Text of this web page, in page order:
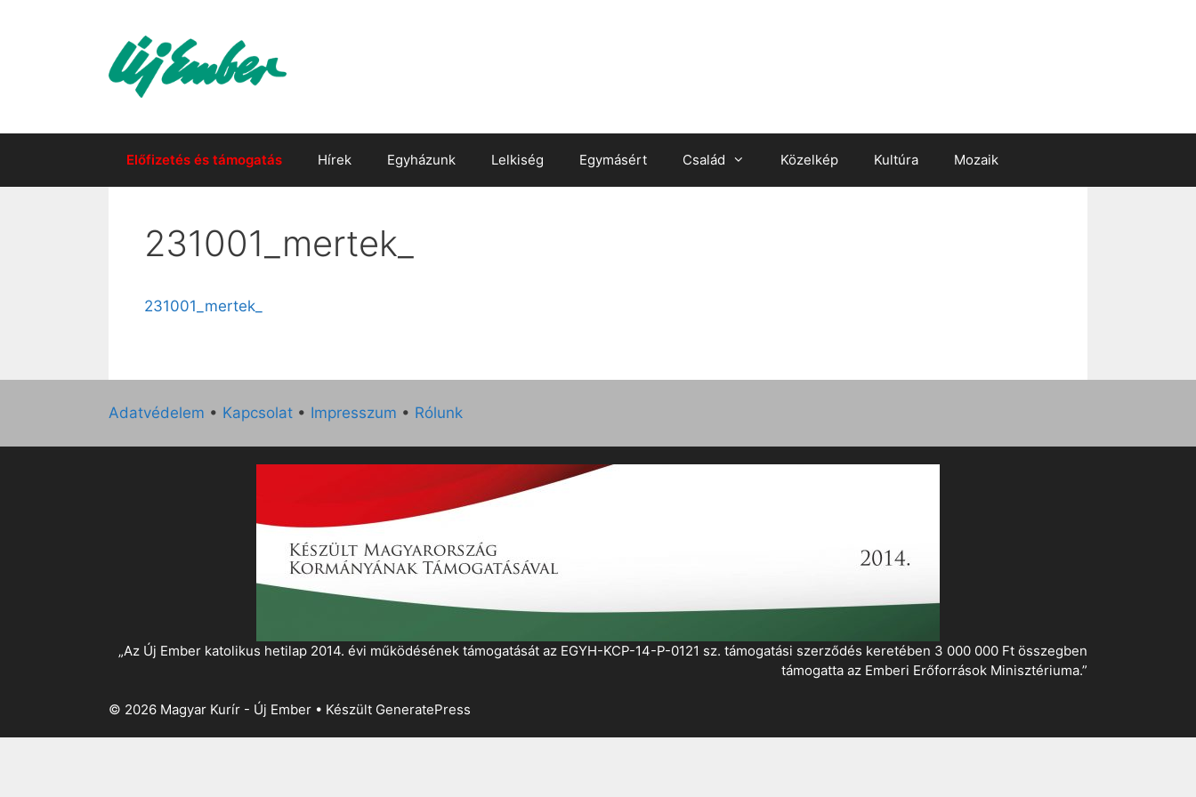
Előfizetés és támogatás Hírek Egyházunk Lelkiség Egymásért Család Közelkép Kultúra Mozaik
231001_mertek_
231001_mertek_
Adatvédelem • Kapcsolat • Impresszum • Rólunk
„Az Új Ember katolikus hetilap 2014. évi működésének támogatását az EGYH-KCP-14-P-0121 sz. támogatási szerződés keretében 3 000 000 Ft összegben
támogatta az Emberi Erőforrások Minisztériuma.”
© 2026 Magyar Kurír - Új Ember • Készült GeneratePress